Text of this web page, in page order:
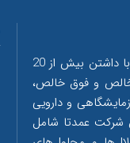
مجتمع صنایع شیمیایی دکتر مجللی با داشتن بیش از 20
خالص و فوق خالص،
و دارویی
شرکت عمدتا شامل